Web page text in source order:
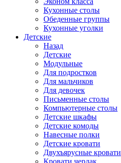
Кухонные столы
Обеденные группы
Кухонные уголки
Детские
Назад
Детские
Модульные
Для подростков
Для мальчиков
Для девочек
Письменные столы
Компьютерные столы
Детские шкафы
Детские комоды
Навесные полки
Детские кровати
Двухъярусные кровати
Кровати чердак